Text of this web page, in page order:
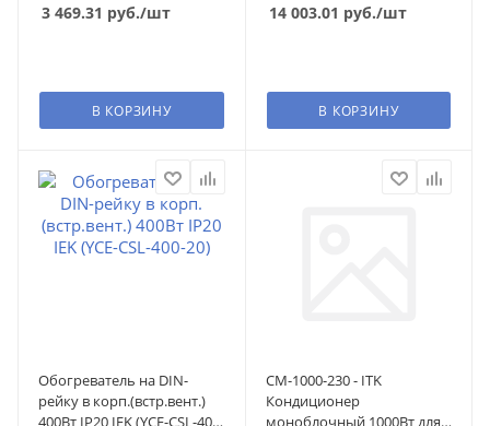
3 469.31 руб./шт
В КОРЗИНУ
14 003.01 руб./шт
В КОРЗИНУ
Обогреватель на DIN-
рейку в корп.(встр.вент.)
400Вт IP20 IEK (YCE-CSL-400-
CM-1000-230 - ITK
Кондиционер
моноблочный 1000Вт для